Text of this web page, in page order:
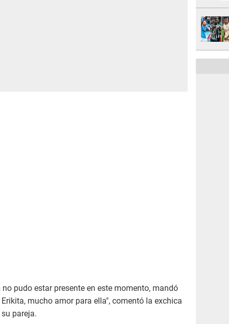
no pudo estar presente en este momento, mandó
mucho amor para ella", comentó la exchica
pareja.